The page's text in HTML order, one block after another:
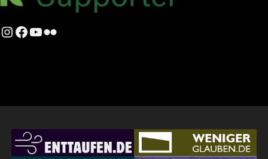
Instagram
Facebook
YouTube
Flickr